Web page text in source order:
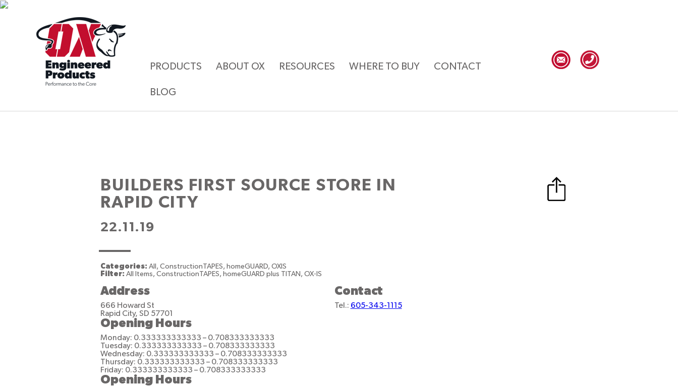
PRODUCTS ABOUT OX RESOURCES WHERE TO BUY CONTACT
BLOG
BUILDERS FIRST SOURCE STORE IN
RAPID CITY
22.11.19
Categories:All, ConstructionTAPES, homeGUARD, OXIS
Filter:All Items, ConstructionTAPES, homeGUARD plus TITAN, OX-IS
Address
666 Howard St
Rapid City, SD 57701
Contact
Tel.: 605-343-1115
Opening Hours
Monday: 0.333333333333 – 0.708333333333
Tuesday: 0.333333333333 – 0.708333333333
Wednesday: 0.333333333333 – 0.708333333333
Thursday: 0.333333333333 – 0.708333333333
Friday: 0.333333333333 – 0.708333333333
Opening Hours